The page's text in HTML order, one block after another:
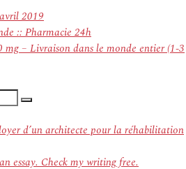
2019
:: Pharmacie 24h
– Livraison dans le monde entier (1-3
Recherche
d’un architecte pour la réhabilitation
essay. Check my writing free.